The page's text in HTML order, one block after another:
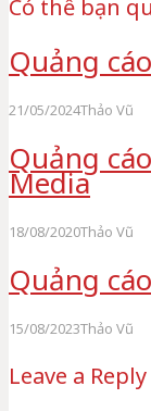
Có thể bạn
Quảng
21/05/2024Thảo Vũ
Quảng
Media
18/08/2020Thảo Vũ
Quảng
15/08/2023Thảo Vũ
Leave a Reply